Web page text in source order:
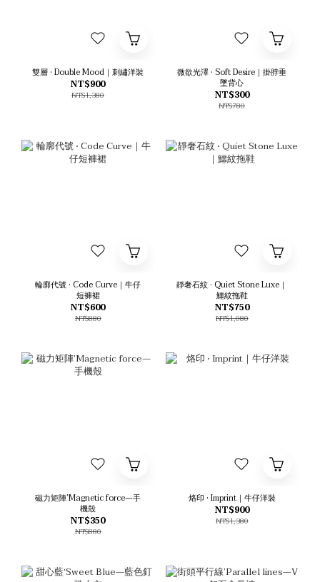
雙層 • Double Mood｜刺繡洋裝
NT$900
NT$1,380
微欲光澤 • Soft Desire｜掛脖垂
墜背心
NT$300
NT$780
輪廓代號 • Code Curve｜牛仔
短褲裙
NT$600
NT$880
靜奢石紋 • Quiet Stone Luxe｜
鱷紋拖鞋
NT$750
NT$1,080
磁力矩陣’Magnetic force—手
機殼
NT$350
NT$880
烙印 • Imprint｜牛仔洋裝
NT$900
NT$1,380